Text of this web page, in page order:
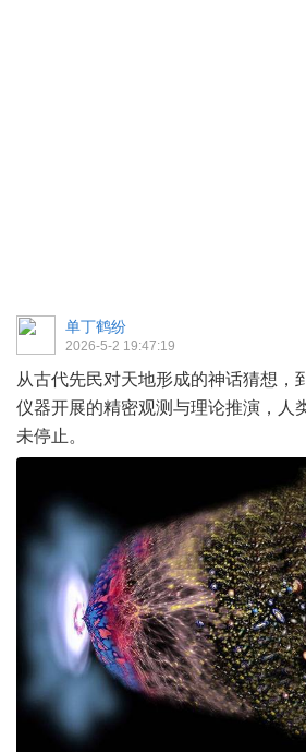
单丁鹤纷
2026-5-2 19:47:19
从古代先民对天地形成的神话猜想，
仪器开展的精密观测与理论推演，人
未停止。